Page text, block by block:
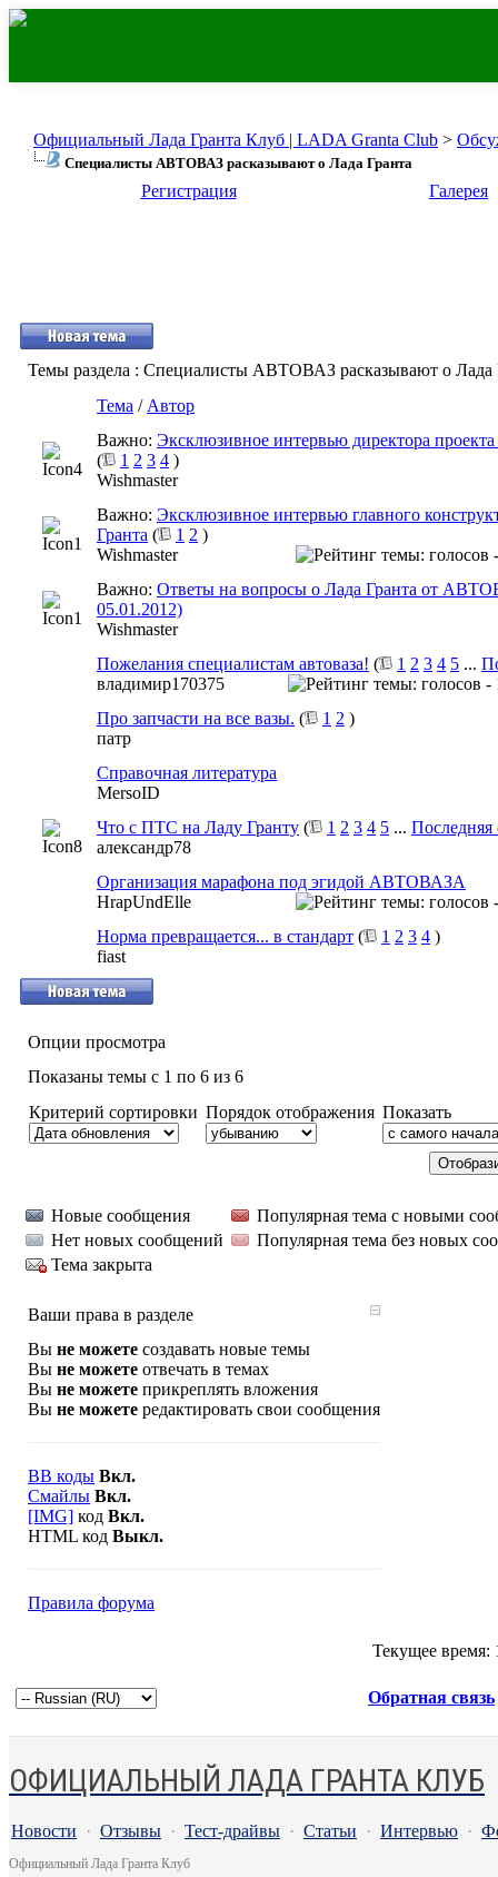
Официальный Лада Гранта Клуб | LADA Granta Club >
Специалисты АВТОВАЗ расказывают о Лада Гранта
Регистрация Галерея
Темы раздела : Специалисты АВТОВАЗ расказывают о Лада
Тема / Автор
Важно: Эксклюзивное интервью директора
(
1 2 3 4 )
Wishmaster
Важно: Эксклюзивное интервью главного
Гранта ( 1 2 )
Wishmaster
Важно: Ответы на вопросы о Лада Гранта от
05.01.2012)
Wishmaster
Пожелания специалистам автоваза! ( 1 2 3 4 5 ...
владимир170375
Про запчасти на все вазы. ( 1 2 )
патр
Справочная литература
MersoID
Что с ПТС на Ладу Гранту ( 1 2 3 4 5 ... Последняя
александр78
Организация марафона под эгидой АВТОВАЗА
HrapUndElle
Норма превращается... в стандарт ( 1 2 3 4 )
fiast
Опции просмотра
Показаны темы с 1 по 6 из 6
Критерий сортировки Порядок отображения Показать
Новые сообщения
Популярная тема с новыми
Нет новых сообщений
Популярная тема без новых
Тема закрыта
Ваши права в разделе
Вы не можете создавать новые темы
Вы не можете отвечать в темах
Вы не можете прикреплять вложения
Вы не можете редактировать свои сообщения
BB коды Вкл.
Смайлы Вкл.
[IMG] код Вкл.
HTML код Выкл.
Правила форума
Текущее время:
Обратная связь
ОФИЦИАЛЬНЫЙ ЛАДА ГРАНТА КЛУБ
Новости · Отзывы · Тест-драйвы · Статьи · Интервью ·
Официальный Лада Гранта Клуб